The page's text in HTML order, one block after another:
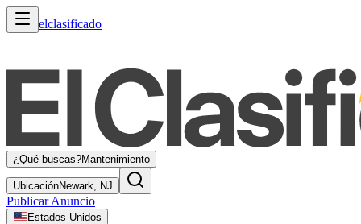
elclasificado
¿Qué buscas?Mantenimiento
UbicaciónNewark, NJ
Publicar Anuncio
Estados Unidos